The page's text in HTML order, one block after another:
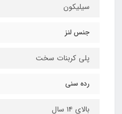
سیلیکون
جنس لنز
پلی کربنات سخت
رده سنی
بالای 14 سال